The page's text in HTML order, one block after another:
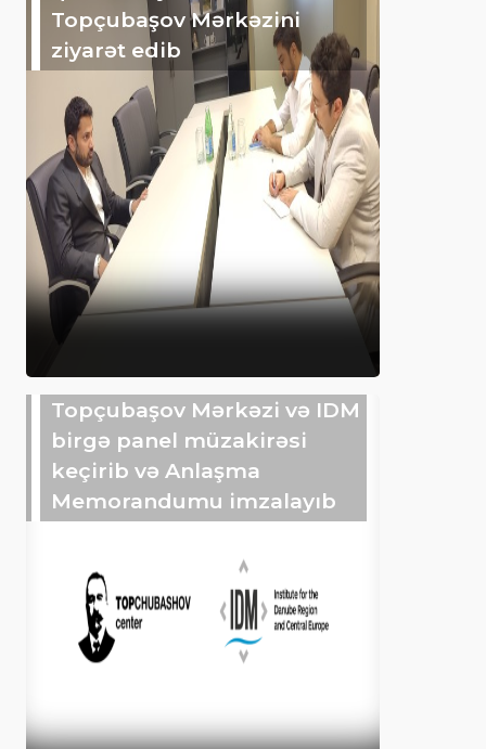
Topçubaşov Mərkəzini
ziyarət edib
Topçubaşov Mərkəzi və IDM
birgə panel müzakirəsi
keçirib və Anlaşma
Memorandumu imzalayıb